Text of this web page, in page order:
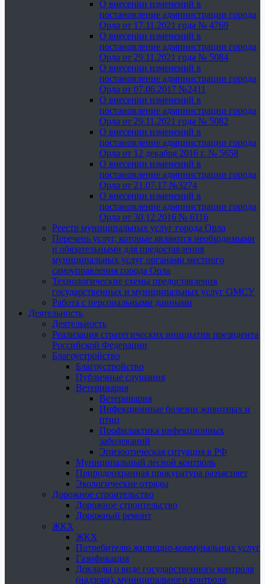
О внесении изменений в
постановление администрации города
Орла от 17.11.2021 года № 4769
О внесении изменений в
постановление администрации города
Орла от 29.11.2021 года № 5084
О внесении изменений в
постановление администрации города
Орла от 07.06.2017 №2411
О внесении изменений в
постановление администрации города
Орла от 29.11.2021 года № 5082
О внесении изменений в
постановление администрации города
Орла от 12 декабря 2016 г. № 5658
О внесении изменений в
постановление администрации города
Орла от 21.07.17 №3274
О внесении изменений в
постановление администрации города
Орла от 30.12.2016 № 6116
Реестр муниципальных услуг города Орла
Перечень услуг, которые являются необходимыми
и обязательными для предоставления
муниципальных услуг органами местного
самоуправления города Орла
Технологические схемы предоставления
государственных и муниципальных услуг ОМСУ
Работа с персональными данными
Деятельность
Деятельность
Реализация стратегических инициатив президента
Российской Федерации
Благоустройство
Благоустройство
Публичные слушания
Ветеринария
Ветеринария
Инфекционные болезни животных и
птиц
Профилактика инфекционных
заболеваний
Эпизоотическая ситуация в РФ
Муниципальный лесной контроль
Природоохранная прокуратура разъясняет
Экологические отряды
Дорожное строительство
Дорожное строительство
Дорожный ремонт
ЖКХ
ЖКХ
Потребителю жилищно-коммунальных услуг
Газификация
Доклады о виде государственного контроля
(надзора), муниципального контроля